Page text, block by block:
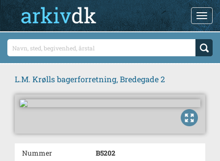
L.M. Krølls bagerforretning, Bredegade 2
Nummer
B5202